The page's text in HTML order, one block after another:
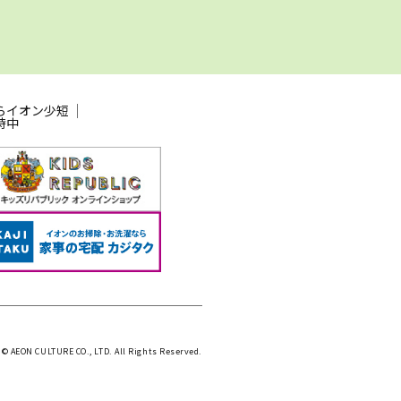
イオン少短
中
AEON CULTURE CO., LTD. All Rights Reserved.